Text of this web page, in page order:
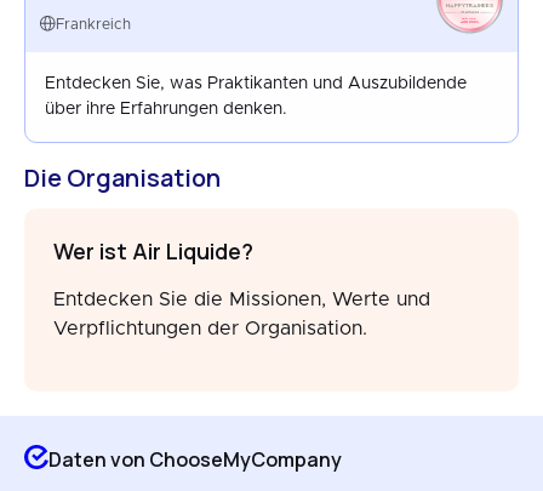
Frankreich
HAPPYTRAINEES
FRANCE
AUG 2025
Entdecken Sie, was Praktikanten und Auszubildende
über ihre Erfahrungen denken.
Die Organisation
Wer ist Air Liquide?
Entdecken Sie die Missionen, Werte und
Verpflichtungen der Organisation.
Daten von ChooseMyCompany